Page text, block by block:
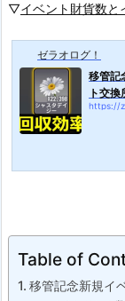
▽イベント財貨数と
ゼラオログ！
移管記
ト交
https://
Table of
移管記念新規イ